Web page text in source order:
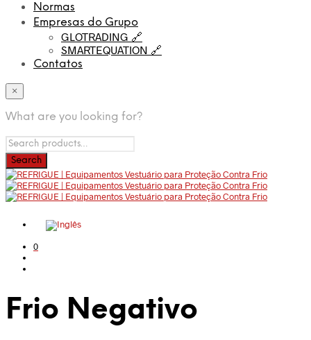
Normas
Empresas do Grupo
GLOTRADING 🔗
SMARTEQUATION 🔗
Contatos
×
What are you looking for?
0
Frio Negativo